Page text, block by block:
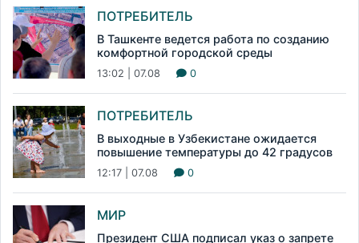
ПОТРЕБИТЕЛЬ
В Ташкенте ведется работа по созданию
комфортной городской среды
13:02 | 07.08 0
ПОТРЕБИТЕЛЬ
В выходные в Узбекистане ожидается
повышение температуры до 42 градусов
12:17 | 07.08 0
МИР
Президент США подписал указ о запрете